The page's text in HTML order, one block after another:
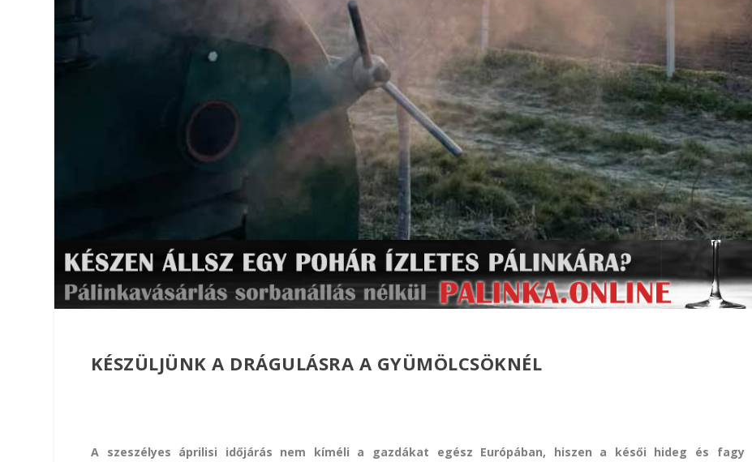
KÉSZÜLJÜNK A DRÁGULÁSRA A GYÜMÖLCSÖKNÉL
A szeszélyes áprilisi időjárás nem kíméli a gazdákat egész Európában, hiszen a késői hideg és fagy